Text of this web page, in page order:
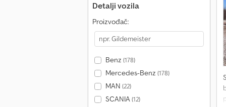
Detalji vozila
Proizvođač:
Benz (178)
Mercedes-Benz (178)
MAN (22)
SCANIA(12)